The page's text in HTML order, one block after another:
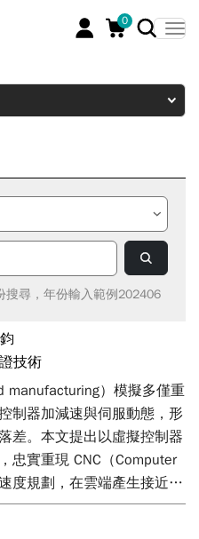
0
搜尋，年份輸入範例202406
技術
manufacturing）模擬多僅重
制器加減速與伺服動態，形
差。本文提出以虛擬控制器
忠實重現 CNC（Computer
度規劃，在雲端產生接近實
號，作為 3D（three-